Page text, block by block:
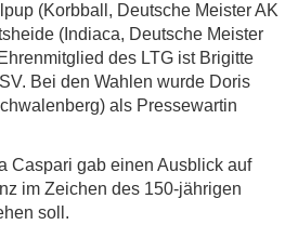
(Korbball, Deutsche Meister AK
(Indiaca, Deutsche Meister
des LTG ist Brigitte
Bei den Wahlen wurde Doris
als Pressewartin
Caspari gab einen Ausblick auf
im Zeichen des 150-jährigen
soll.